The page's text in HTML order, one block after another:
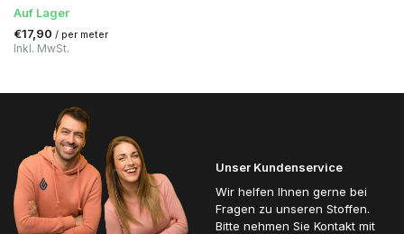
Auf Lager
€17,90 / per meter
Inkl. MwSt.
Unser Kundenservice
Wir helfen Ihnen gerne bei
Fragen zu unseren Stoffen.
Bitte nehmen Sie Kontakt mit